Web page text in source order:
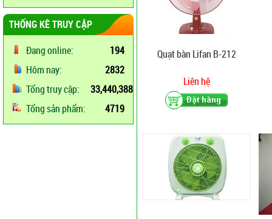
THỐNG KÊ TRUY CẬP
Đang online:
194
Hôm nay:
2832
Tổng truy cập:
33,440,388
Tổng sản phẩm:
4719
Quạt bàn Lifan B-212
Liên hệ